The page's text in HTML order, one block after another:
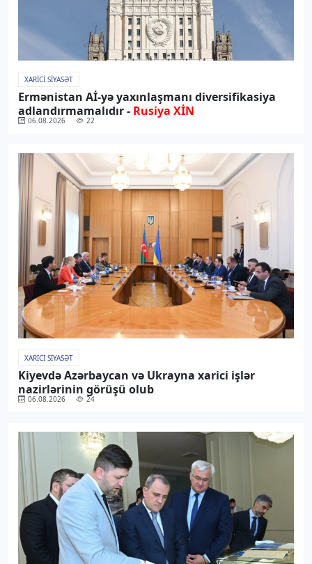
XARICI SIYASƏT
Ermənistan Aİ-yə yaxınlaşmanı diversifikasiya
adlandırmamalıdır - Rusiya XİN
06.08.2026 22
XARICI SIYASƏT
Kiyevdə Azərbaycan və Ukrayna xarici işlər
nazirlərinin görüşü olub
06.08.2026 24